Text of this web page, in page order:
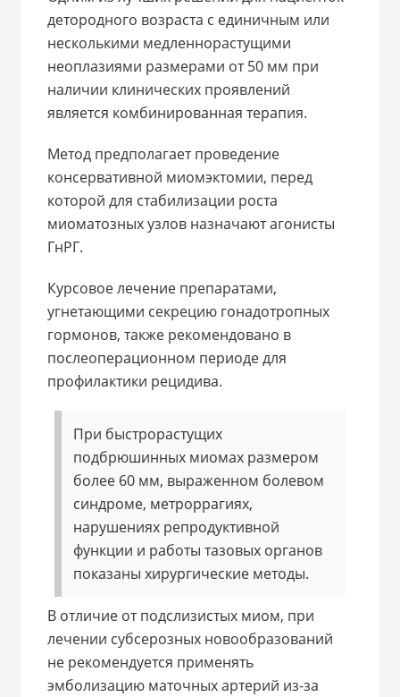
детородного возраста с единичным или
несколькими медленнорастущими
неоплазиями размерами от 50 мм при
наличии клинических проявлений
является комбинированная терапия.
Метод предполагает проведение
консервативной миомэктомии, перед
которой для стабилизации роста
миоматозных узлов назначают агонисты
ГнРГ.
Курсовое лечение препаратами,
угнетающими секрецию гонадотропных
гормонов, также рекомендовано в
послеоперационном периоде для
профилактики рецидива.
При быстрорастущих
подбрюшинных миомах размером
более 60 мм, выраженном болевом
синдроме, метроррагиях,
нарушениях репродуктивной
функции и работы тазовых органов
показаны хирургические методы.
В отличие от подслизистых миом, при
лечении субсерозных новообразований
не рекомендуется применять
эмболизацию маточных артерий из-за